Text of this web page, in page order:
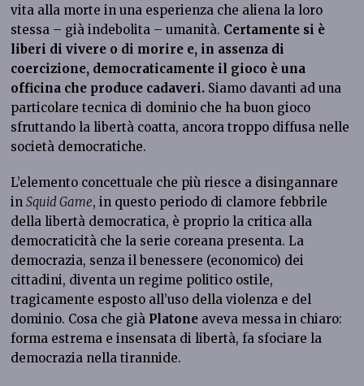
vita alla morte in una esperienza che aliena la loro
stessa – già indebolita – umanità. Certamente si è
liberi di vivere o di morire e, in assenza di
coercizione, democraticamente il gioco è una
officina che produce cadaveri. Siamo davanti ad una
particolare tecnica di dominio che ha buon gioco
sfruttando la libertà coatta, ancora troppo diffusa nelle
società democratiche.
L’elemento concettuale che più riesce a disingannare
inSquid Game, in questo periodo di clamore febbrile
della libertà democratica, è proprio la critica alla
democraticità che la serie coreana presenta. La
democrazia, senza il benessere (economico) dei
cittadini, diventa un regime politico ostile,
tragicamente esposto all’uso della violenza e del
dominio. Cosa che già Platone aveva messa in chiaro:
forma estrema e insensata di libertà, fa sfociare la
democrazia nella tirannide.